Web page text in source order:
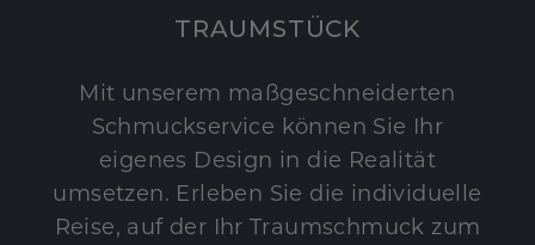
TRAUMSTÜCK
Mit unserem maßgeschneiderten
Schmuckservice können Sie Ihr
eigenes Design in die Realität
umsetzen. Erleben Sie die individuelle
Reise, auf der Ihr Traumschmuck zum